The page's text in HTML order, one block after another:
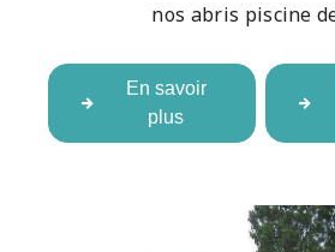
nos abris piscine
En savoir
plus